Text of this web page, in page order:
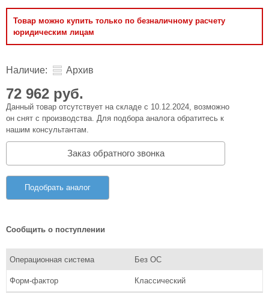
Товар можно купить только по безналичному расчету
юридическим лицам
Наличие: Архив
72 962 руб.
Данный товар отсутствует на складе с 10.12.2024, возможно
он снят с производства. Для подбора аналога обратитесь к
нашим консультантам.
Заказ обратного звонка
Подобрать аналог
Сообщить о поступлении
Операционная система Без ОС
Форм-фактор Классический